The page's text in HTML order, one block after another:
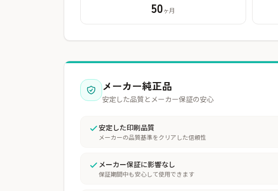
50ヶ月
メーカー純正品
安定した品質とメーカー保証の安心
安定した印刷品質
メーカーの品質基準をクリアした信頼性
メーカー保証に影響なし
保証期間中も安心して使用できます